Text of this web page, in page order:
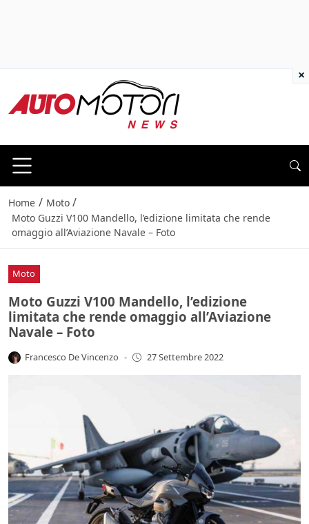
Home / Moto /
Moto Guzzi V100 Mandello, l’edizione limitata che rende
omaggio all’Aviazione Navale – Foto
Moto
Moto Guzzi V100 Mandello, l’edizione
limitata che rende omaggio all’Aviazione
Navale – Foto
Francesco De Vincenzo - 27 Settembre 2022
×